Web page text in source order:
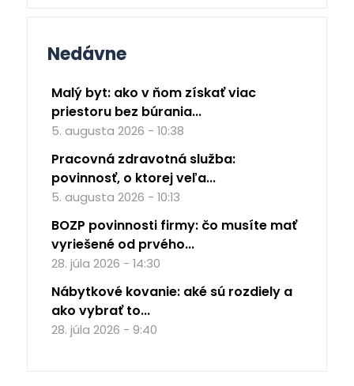
Nedávne
Malý byt: ako v ňom získať viac
priestoru bez búrania...
5. augusta 2026 - 10:38
Pracovná zdravotná služba:
povinnosť, o ktorej veľa...
5. augusta 2026 - 10:13
BOZP povinnosti firmy: čo musíte mať
vyriešené od prvého...
28. júla 2026 - 14:30
Nábytkové kovanie: aké sú rozdiely a
ako vybrať to...
28. júla 2026 - 9:40